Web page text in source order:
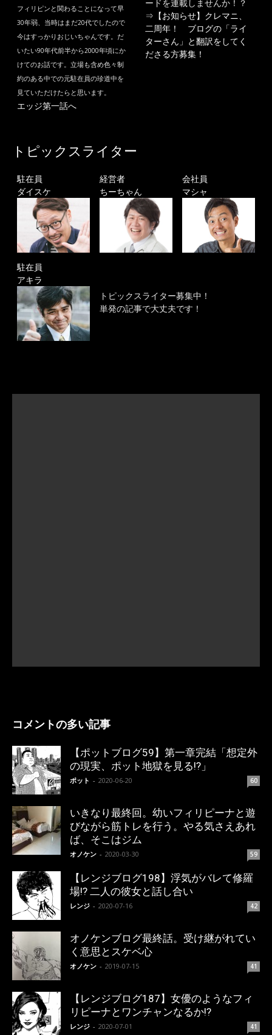
フィリピンと関わることになって早
30年弱、当時はまだ20代でしたので
今はすっかりおじいちゃんです。だ
いたい90年代前半から2000年頃にか
けてのお話です。立場も含め色々制
約のある中での元駐在員の珍道中を
見ていただけたらと思います。
エッジ第一話へ
ードを連載しませんか！？
⇒ 【お知らせ】クレマニ、
二周年！ ブログの「ライ
ターさん」と翻訳をしてく
ださる方募集！
トピックスライター
駐在員
ダイスケ
経営者
ちーちゃん
会社員
マシャ
駐在員
アキラ
トピックスライター募集中！
単発の記事で大丈夫です！
コメントの多い記事
【ポットブログ59】第一章完結「想定外
の現実、ポット地獄を見る!?」
ポット - 2020-06-20 60
いきなり最終回。幼いフィリピーナと遊
びながら筋トレを行う。やる気さえあれ
ば、そこはジム
オノケン - 2020-03-30 59
【レンジブログ198】浮気がバレて修羅
場!? 二人の彼女と話し合い
レンジ - 2020-07-16 42
オノケンブログ最終話。受け継がれてい
く意思とスケベ心
オノケン - 2019-07-15 41
【レンジブログ187】女優のようなフィ
リピーナとワンチャンなるか!?
レンジ - 2020-07-01 41